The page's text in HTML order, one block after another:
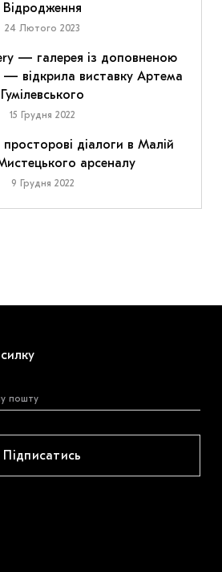
Відродження
24 Лютого 2023
— галерея із доповненою
— відкрила виставку Артема
Гумілевського
15 Грудня 2022
діалоги в Малій
арсеналу
9 Грудня 2022
Підписатись